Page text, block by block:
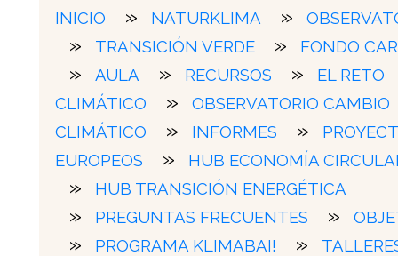
INICIO NATURKLIMA
TRANSICIÓN VERDE
FONDO
AULA
RECURSOS
EL RETO
CLIMÁTICO
OBSERVATORIO CAMBIO
CLIMÁTICO
INFORMES
EUROPEOS
HUB ECONOMÍA
HUB TRANSICIÓN ENERGÉTICA
PREGUNTAS FRECUENTES
PROGRAMA KLIMABAI!